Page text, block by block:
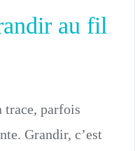
au fil
trace, parfois
Grandir, c’est